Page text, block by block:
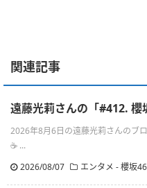
関連記事
遠藤光莉さんの「#412. 櫻
2026年8月6日の遠藤光莉さんのブ
☕ ...
2026/08/07
エンタメ - 櫻坂46